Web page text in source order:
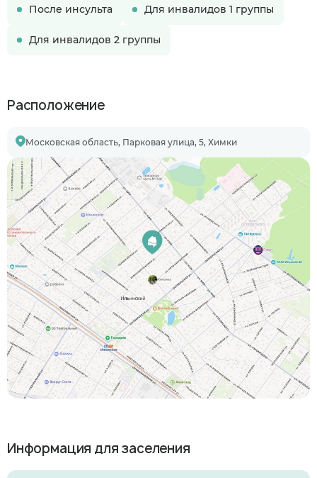
После инсульта Для инвалидов 1 группы
Для инвалидов 2 группы
Расположение
Московская область, Парковая улица, 5, Химки
Информация для заселения